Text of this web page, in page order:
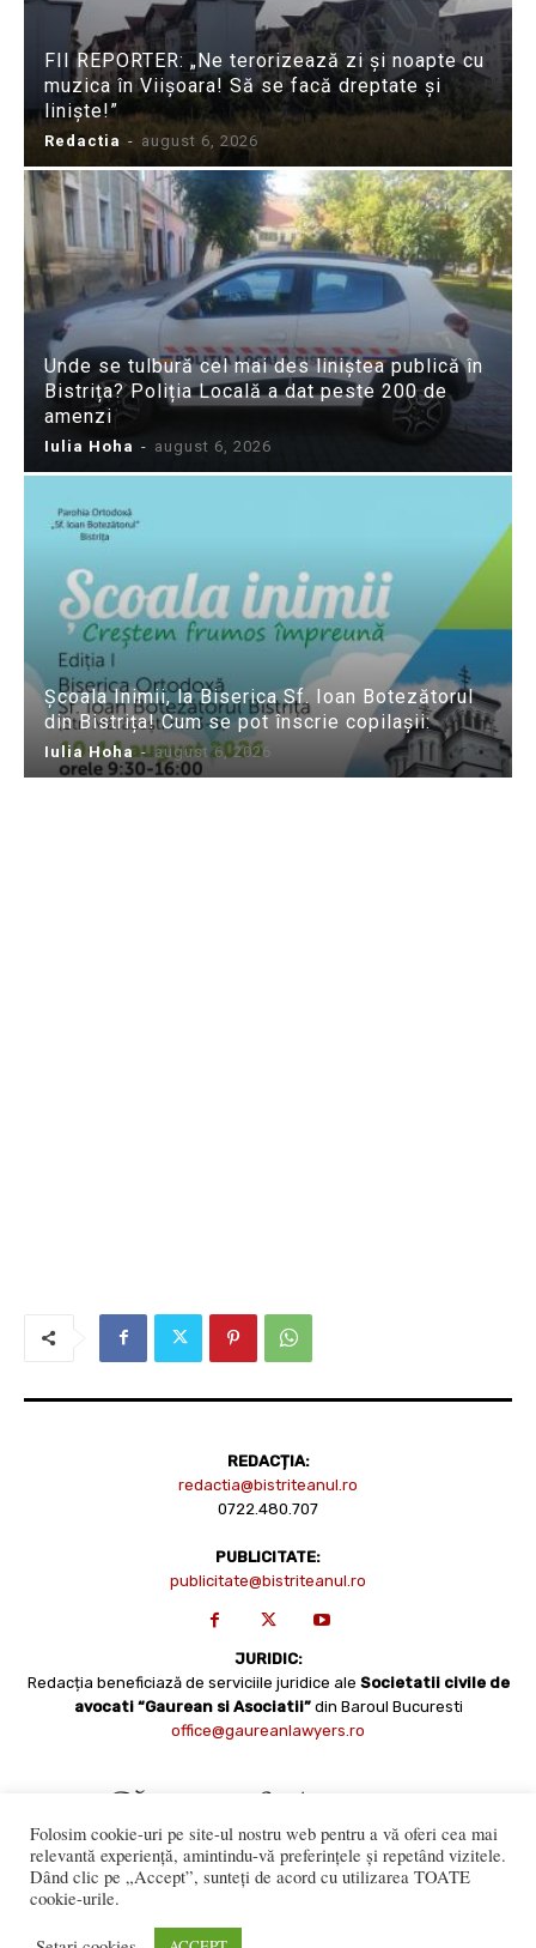
FII REPORTER: „Ne terorizează zi și noapte cu
muzica în Viișoara! Să se facă dreptate și
liniște!”
Redactia - august 6, 2026
Unde se tulbură cel mai des liniștea publică în
Bistrița? Poliția Locală a dat peste 200 de
amenzi
Iulia Hoha - august 6, 2026
Școala Inimii, la Biserica Sf. Ioan Botezătorul
din Bistrița! Cum se pot înscrie copilașii:
Iulia Hoha - august 6, 2026
REDACȚIA:
redactia@bistriteanul.ro
0722.480.707
PUBLICITATE:
publicitate@bistriteanul.ro
JURIDIC:
Redacția beneficiază de serviciile juridice ale Societatii civile de
avocati “Gaurean si Asociatii” din Baroul Bucuresti
office@gaureanlawyers.ro
numai cu acordul expres al Bistriteanul.Ro. © Copyright 2008 -
Folosim cookie-uri pe site-ul nostru web pentru a vă oferi cea mai
relevantă experiență, amintindu-vă preferințele și repetând vizitele.
Dând clic pe „Accept”, sunteți de acord cu utilizarea TOATE
cookie-urile.